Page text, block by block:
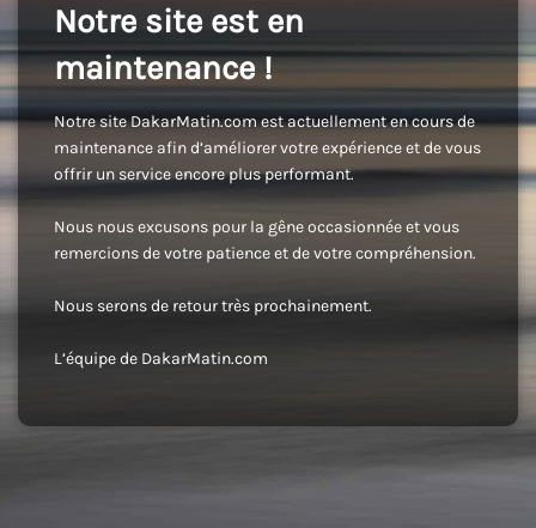
Notre site est en
maintenance !
Notre site DakarMatin.com est actuellement en cours de
maintenance afin d’améliorer votre expérience et de vous
offrir un service encore plus performant.
Nous nous excusons pour la gêne occasionnée et vous
remercions de votre patience et de votre compréhension.
Nous serons de retour très prochainement.
L’équipe de DakarMatin.com